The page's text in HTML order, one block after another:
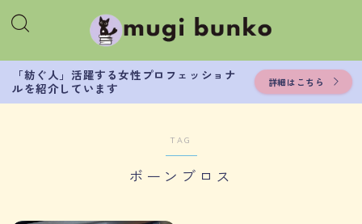
「紡ぐ人」活躍する女性プロフェッショナ
ルを紹介しています
詳細はこちら
TAG
ボーンブロス